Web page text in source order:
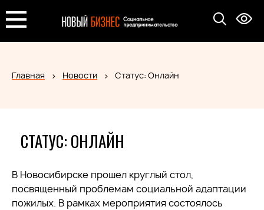
Главная Новости Статус: Онлайн
СТАТУС: ОНЛАЙН
В Новосибирске прошел круглый стол,
посвященный проблемам социальной адаптации
пожилых. В рамках мероприятия состоялось